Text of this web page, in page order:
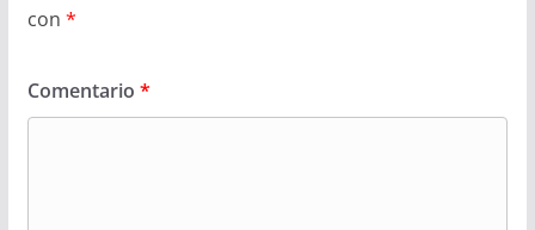
con *
Comentario *